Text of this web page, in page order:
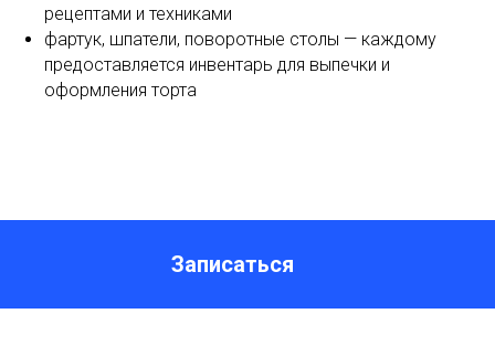
рецептами и техниками
фартук, шпатели, поворотные столы — каждому
предоставляется инвентарь для выпечки и
оформления торта
Записаться